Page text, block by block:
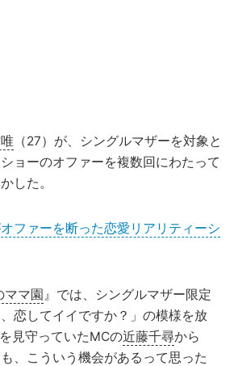
（27）が、シングルマザーを対象と
ョーのオファーを複数回にわたって
した。
オファーを断った恋愛リアリティーシ
ママ園』では、シングルマザー限定
恋してイイですか？」の模様を放
見守っていたMCの近藤千尋から
、こういう機会があるって思った